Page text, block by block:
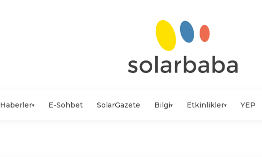
Haberler▾ E-Sohbet SolarGazete Bilgi▾ Etkinlikler▾ YEP